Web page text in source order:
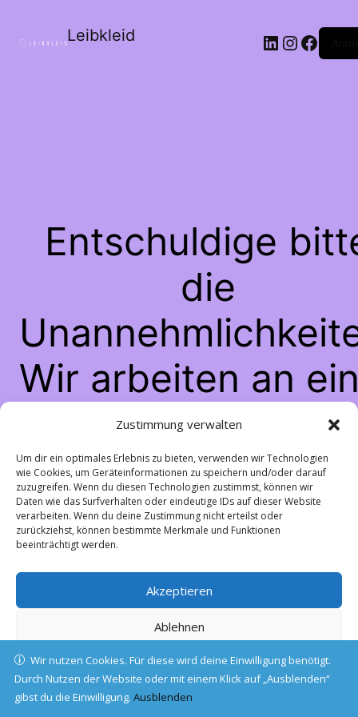
Zustimmung verwalten
Um dir ein optimales Erlebnis zu bieten, verwenden wir Technologien
wie Cookies, um Geräteinformationen zu speichern und/oder darauf
zuzugreifen. Wenn du diesen Technologien zustimmst, können wir
Daten wie das Surfverhalten oder eindeutige IDs auf dieser Website
verarbeiten. Wenn du deine Zustimmung nicht erteilst oder
zurückziehst, können bestimmte Merkmale und Funktionen
beeinträchtigt werden.
Akzeptieren
Ablehnen
Einstellungen ansehen
Cookie-RichtlinieDatenschutz
Leibkleid LinkedIn
Entschuldige
die
Wir arbeiten an
großartigen
schau bald
vorbei!
Wir nutzen Cookies. Für diese wird deine Einwilligung benötigt.
Durch Nutzen der Website oder mit einem Klick auf „Ausblenden“
gibst du die Einwilligung.Ausblenden